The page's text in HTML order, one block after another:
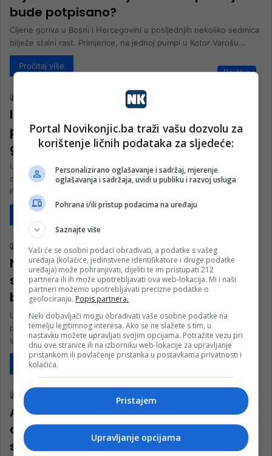
bude potpisano?
Cijene goriva u Bosni i Hercegovini u posljednjih nekoliko sedmica
bilježe stalni rast. Primjerice, na jednoj pumpi u Kotor Varošu…
Pročitaj više
Društvo
Inspekcija nastavila s kontrolama
pumpi: Nove kazne zbog poskupljenja
goriva
U okviru kontrole poštivanja propisa i mjera neposredne kontrole
cijena koje donosi Vlada Federacije Bosne i Hercegovine,
Federalni tržišni inspektorat…
Pročitaj više
nk 2 11. Marta 2026.
Nikšić: Podržat ćemo privremeno
smanjenje akciza na gorivo, da li će to
biti 10 ili 20 posto, vidjet ćemo
U Vladi Federacije Bosne i Hercegovine danas je održan sastanak
povodom aktuelne situacije na Bliskom istoku i utjecaja na
snabdijevanje…
Pročitaj više
nk 2
Ahmetlić objasnio kako se formiraju
cijene goriva na tržištu BiH: Nafta je
strašljiva roba
Portal Novikonjic.ba traži vašu dozvolu za
korištenje ličnih podataka za sljedeće:
Personalizirano oglašavanje i sadržaj, mjerenje
oglašavanja i sadržaja, uvidi u publiku i razvoj usluga
Pohrana i/ili pristup podacima na uređaju
Saznajte više
Vaši će se osobni podaci obrađivati, a podatke s vašeg
uređaja (kolačiće, jedinstvene identifikatore i druge podatke
uređaja) može pohranjivati, dijeliti te im pristupati 212
partnera ili ih može upotrebljavati ova web-lokacija. Mi i naši
partneri možemo upotrebljavati precizne podatke o
geolociranju. Popis partnera.
Neki dobavljači mogu obrađivati vaše osobne podatke na
temelju legitimnog interesa. Ako se ne slažete s tim, u
nastavku možete upravljati svojim opcijama. Potražite vezu pri
dnu ove stranice ili na izborniku web-lokacije za upravljanje
pristankom ili povlačenje pristanka u postavkama privatnosti i
kolačića.
Pristajem
Upravljanje opcijama